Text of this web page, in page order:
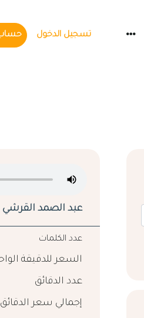
تسجيل الدخول
عبد الصمد القرشي
عدد الكلمات
السعر للدقيقة
عدد الدقائق
إجمالي سعر الدقائق